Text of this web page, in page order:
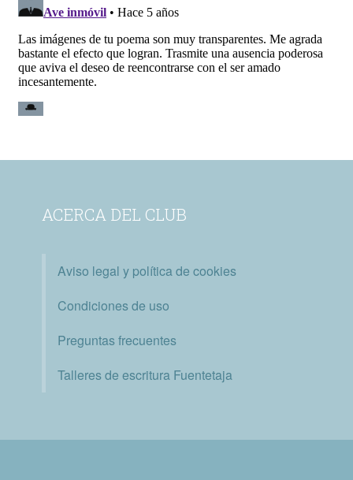
ACERCA DEL CLUB
Aviso legal y política de cookies
Condiciones de uso
Preguntas frecuentes
Talleres de escritura Fuentetaja